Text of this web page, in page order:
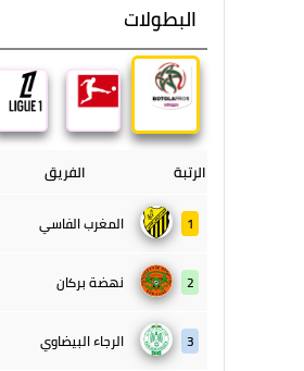
البطولات
الرتبة الفريق
1 المغرب الفاسي
2 نهضة بركان
3 الرجاء البيضاوي